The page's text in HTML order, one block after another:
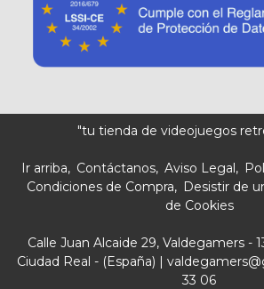
"tu tienda de videojuegos
Ir arriba Contáctanos Aviso Legal
Condiciones de Compra
Desistir de
de Cookies
Calle Juan Alcaide 29, Valdegamers -
Ciudad Real - (España) |
33 06